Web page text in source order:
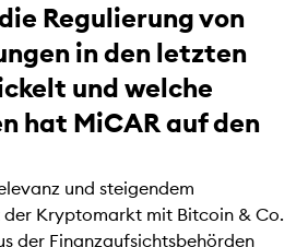
Regulierung von
in den letzten
und welche
hat MiCAR auf den
und steigendem
der Kryptomarkt mit Bitcoin & Co.
der Finanzaufsichtsbehörden